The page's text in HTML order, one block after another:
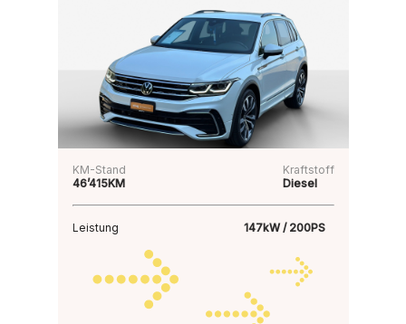
KM-Stand
46’415KM
Kraftstoff
Diesel
Leistung 147kW / 200PS